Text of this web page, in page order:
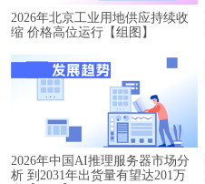
2026年北京工业用地供应持续收
缩 价格高位运行【组图】
2026年中国AI推理服务器市场分
析 到2031年出货量有望达201万